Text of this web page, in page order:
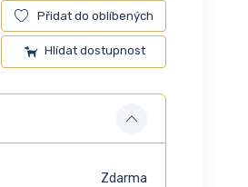
Přidat do oblíbených
Hlídat dostupnost
Zdarma